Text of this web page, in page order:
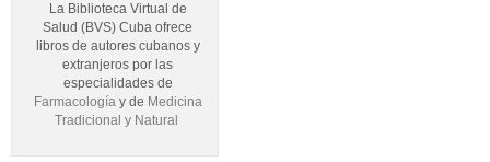
La Biblioteca Virtual de
Salud (BVS) Cuba ofrece
libros de autores cubanos y
extranjeros por las
especialidades de
Farmacologíay de Medicina
Tradicional y Natural